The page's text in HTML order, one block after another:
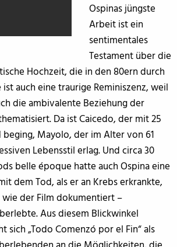
Ospinas jüngste
Arbeit ist ein
sentimentales
Testament über die
Hochzeit, die in den 80ern durch
auch eine traurige Reminiszenz, weil
die ambivalente Beziehung der
Da ist Caicedo, der mit 25
Mayolo, der im Alter von 61
Lebensstil erlag. Und circa 30
belle époque hatte auch Ospina eine
dem Tod, als er an Krebs erkrankte,
der Film dokumentiert –
Aus diesem Blickwinkel
sich „Todo Comenzó por el Fin“ als